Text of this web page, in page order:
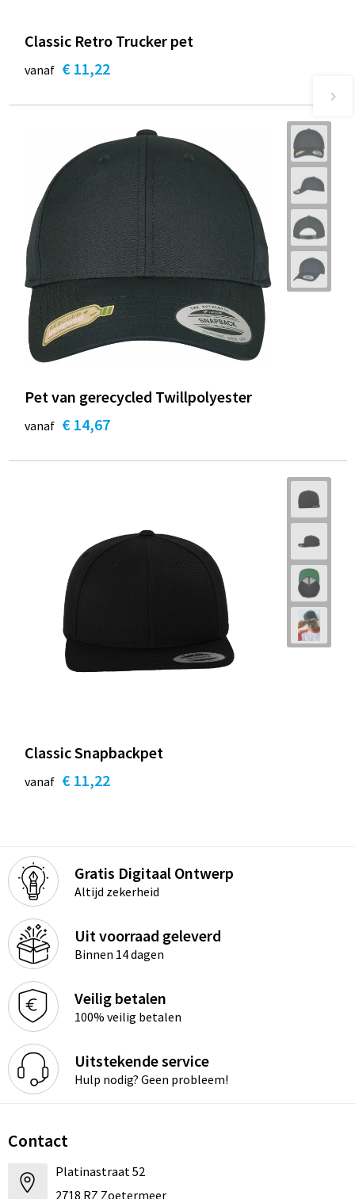
Classic Retro Trucker pet
vanaf € 11,22
Pet van gerecycled Twillpolyester
vanaf € 14,67
Classic Snapbackpet
vanaf € 11,22
Gratis Digitaal Ontwerp
Altijd zekerheid
Uit voorraad geleverd
Binnen 14 dagen
Veilig betalen
100% veilig betalen
Uitstekende service
Hulp nodig? Geen probleem!
Contact
Platinastraat 52
2718 RZ Zoetermeer